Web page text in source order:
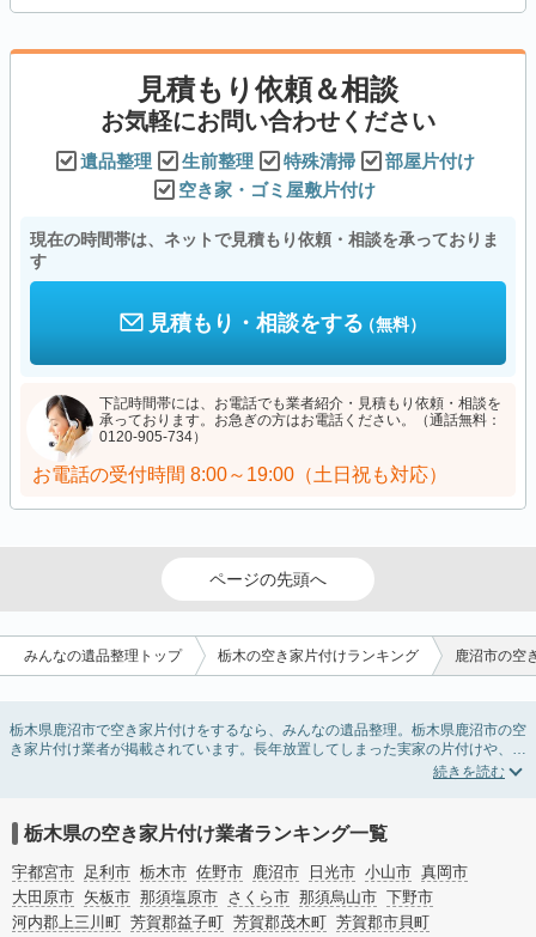
見積もり依頼＆相談
お気軽にお問い合わせください
遺品整理 生前整理 特殊清掃
部屋片付け
空き家・ゴミ屋敷片付け
現在の時間帯は、ネットで見積もり依頼・相談を承っておりま
す
見積もり・相談をする（無料）
下記時間帯には、お電話でも業者紹介・見積もり依頼・相談を
承っております。お急ぎの方はお電話ください。（通話無料：
0120-905-734）
お電話の受付時間 8:00～19:00（土日祝も対応）
ページの先頭へ
みんなの遺品整理トップ 栃木の空き家片付けランキング 鹿沼市の空
栃木県鹿沼市で空き家片付けをするなら、みんなの遺品整理。栃木県鹿沼市の空
き家片付け業者が掲載されています。長年放置してしまった実家の片付けや、相
続したが住む予定のない親の家の不用品の処分・回収・引き取りまで対応してい
してみましょう。
また家一軒まるごとの掃除方法・空家対策特別措置法の法改正に伴う空き家の片
付けについての情報も豊富です。
栃木県の空き家片付け業者ランキング一覧
宇都宮市 足利市 栃木市 佐野市 鹿沼市 日光市 小山市 真岡市
大田原市 矢板市 那須塩原市 さくら市 那須烏山市 下野市
河内郡上三川町 芳賀郡益子町 芳賀郡茂木町 芳賀郡市貝町